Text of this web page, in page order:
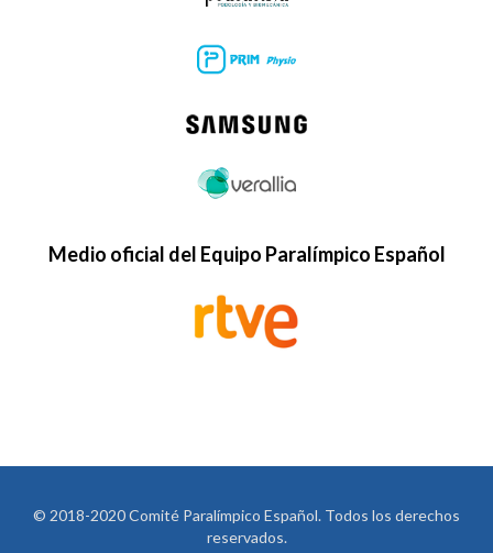
Medio oficial del Equipo Paralímpico Español
© 2018-2020 Comité Paralímpico Español. Todos los derechos
reservados.